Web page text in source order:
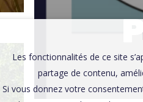
Les fonctionnalités de ce site
partage de contenu,
Si vous donnez votre